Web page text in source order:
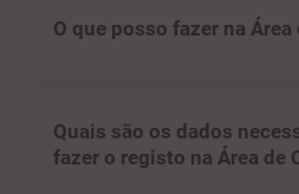
O que posso fazer na Área
Quais são os dados
fazer o registo na Área de